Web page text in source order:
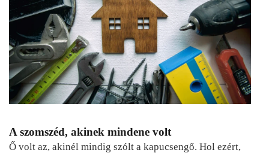
A szomszéd, akinek mindene volt
Ő volt az, akinél mindig szólt a kapucsengő. Hol ezért,